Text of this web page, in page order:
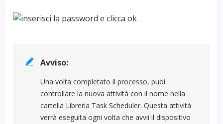
 Avviso:
Una volta completato il processo, puoi
controllare la nuova attività con il nome nella
cartella Libreria Task Scheduler. Questa attività
verrà eseguita ogni volta che avvii il dispositivo